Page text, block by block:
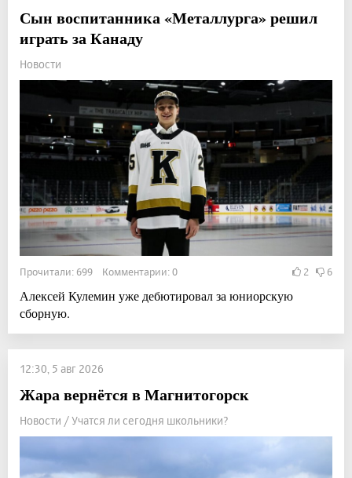
Сын воспитанника «Металлурга» решил
играть за Канаду
Новости
Прочитали: 699 Комментарии: 0 2 6
Алексей Кулемин уже дебютировал за юниорскую
сборную.
12:30, 5 авг 2026
Жара вернётся в Магнитогорск
Новости / Учатся ли сегодня школьники?